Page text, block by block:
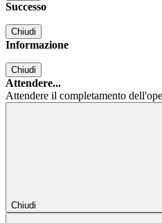
Successo
Chiudi
Informazione
Chiudi
Attendere...
Attendere il completamento
Chiudi